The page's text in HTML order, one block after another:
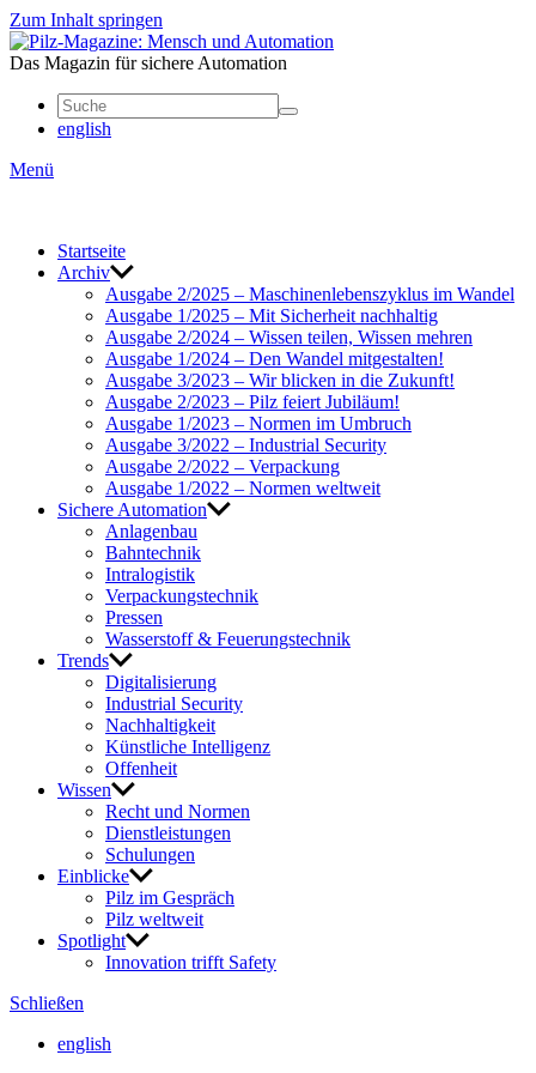
Zum Inhalt springen
Das Magazin für sichere Automation
english
Menü
Start­seite
Archiv
Ausgabe 2/2025 – Maschi­nen­le­bens­zy­klus im Wandel
Ausgabe 1/2025 – Mit Sicher­heit nach­haltig
Ausgabe 2/2024 – Wissen teilen, Wissen mehren
Ausgabe 1/2024 – Den Wandel mitge­stalten!
Ausgabe 3/2023 – Wir blicken in die Zukunft!
Ausgabe 2/2023 – Pilz feiert Jubi­läum!
Ausgabe 1/2023 – Normen im Umbruch
Ausgabe 3/2022 – Indus­trial Security
Ausgabe 2/2022 – Verpa­ckung
Ausgabe 1/2022 – Normen welt­weit
Sichere Auto­ma­tion
Anla­genbau
Bahn­technik
Intra­lo­gistik
Verpa­ckungs­technik
Pressen
Wasser­stoff & Feue­rungs­technik
Trends
Digi­ta­li­sie­rung
Indus­trial Security
Nach­hal­tig­keit
Künst­liche Intel­li­genz
Offen­heit
Wissen
Recht und Normen
Dienst­leis­tungen
Schu­lungen
Einblicke
Pilz im Gespräch
Pilz welt­weit
Spot­light
Inno­va­tion trifft Safety
Schließen
english